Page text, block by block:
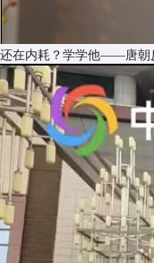
还在内耗？学学他——唐朝